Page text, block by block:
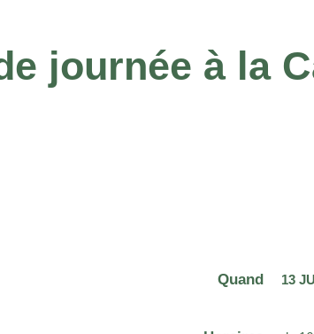
journée à la
Quand 13